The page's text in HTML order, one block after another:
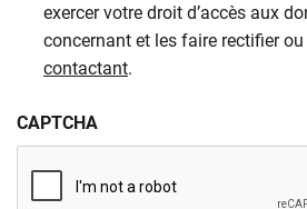
exercer votre droit d’accès aux
concernant et les faire rectifier
contactant.
CAPTCHA